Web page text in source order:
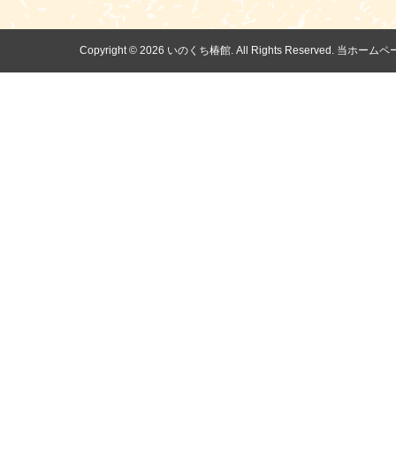
Copyright ©2026 いのくち椿館. All Rights Reserved. 当ホーム